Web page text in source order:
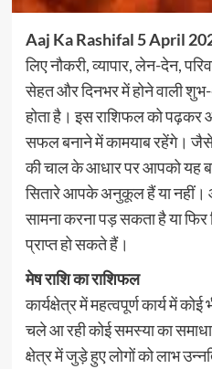
Aaj Ka Rashifal 5 April
लिए नौकरी, व्यापार, लेन-देन,
सेहत और दिनभर में होने वाली
होता है। इस राशिफल को
सफल बनाने में कामयाब रहेंगे।
की चाल के आधार पर आपको यह
सितारे आपके अनुकूल हैं या नहीं।
सामना करना पड़ सकता है या
प्राप्त हो सकते हैं।
मेष राशि का राशिफल
कार्यक्षेत्र में महत्वपूर्ण कार्य में
चले आ रही कोई समस्या का
क्षेत्र में जुड़े हुए लोगों को लाभ